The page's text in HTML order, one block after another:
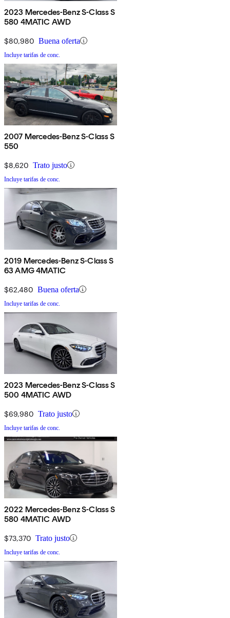
2023 Mercedes-Benz S-Class S
580 4MATIC AWD
$80,980 Buena oferta
Incluye tarifas de conc.
2007 Mercedes-Benz S-Class S
550
$8,620 Trato justo
Incluye tarifas de conc.
2019 Mercedes-Benz S-Class S
63 AMG 4MATIC
$62,480 Buena oferta
Incluye tarifas de conc.
2023 Mercedes-Benz S-Class S
500 4MATIC AWD
$69,980 Trato justo
Incluye tarifas de conc.
2022 Mercedes-Benz S-Class S
580 4MATIC AWD
$73,370 Trato justo
Incluye tarifas de conc.